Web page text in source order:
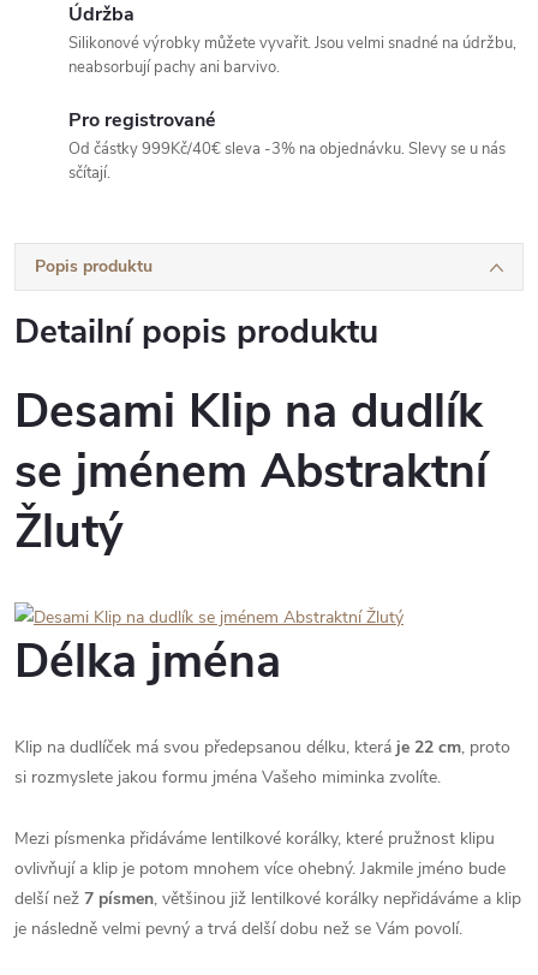
Údržba
Silikonové výrobky můžete vyvařit. Jsou velmi snadné na údržbu,
neabsorbují pachy ani barvivo.
Pro registrované
Od částky 999Kč/40€ sleva -3% na objednávku. Slevy se u nás
sčítají.
Popis produktu
Detailní popis produktu
Desami Klip na dudlík
se jménem Abstraktní
Žlutý
Délka jména
Klip na dudlíček má svou předepsanou délku, která je 22 cm, proto
si rozmyslete jakou formu jména Vašeho miminka zvolíte.
Mezi písmenka přidáváme lentilkové korálky, které pružnost klipu
ovlivňují a klip je potom mnohem více ohebný. Jakmile jméno bude
delší než 7 písmen, většinou již lentilkové korálky nepřidáváme a klip
je následně velmi pevný a trvá delší dobu než se Vám povolí.